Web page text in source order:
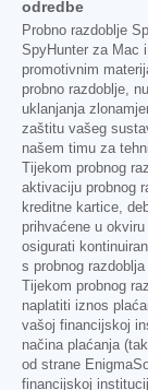
odredbe
Probno razdoblje
SpyHunter za Mac
promotivnim
probno razdoblje,
uklanjanja
zaštitu vašeg
našem timu za
Tijekom probnog
aktivaciju probnog
kreditne kartice,
prihvaćene u
osigurati
s probnog
Tijekom probnog
naplatiti iznos
vašoj financijskoj
načina plaćanja
od strane
financijskoj